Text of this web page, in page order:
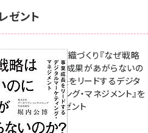
ゼント
成果を生む組織づくり『なぜ戦略
は正しいのに成果があがらないの
か？ 事業成長をリードするデジタ
ルマーケティング・マネジメント』を
3名様にプレゼント
8月7日 10:00